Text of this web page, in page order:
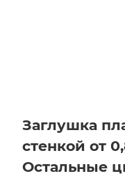
Заглушка
стенкой от
Остальные